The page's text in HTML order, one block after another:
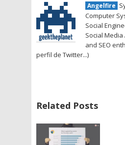
Angelfire
Computer
Social
Social
and SEO
perfil de Twitter...)
Related Posts